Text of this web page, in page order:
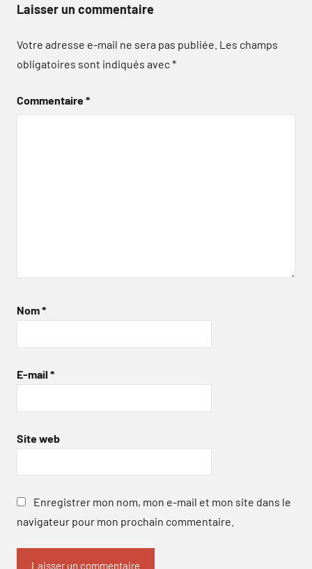
Laisser un commentaire
Votre adresse e-mail ne sera pas publiée. Les champs
obligatoires sont indiqués avec*
Commentaire*
Nom*
E-mail *
Site web
Enregistrer mon nom, mon e-mail et mon site dans le
navigateur pour mon prochain commentaire.